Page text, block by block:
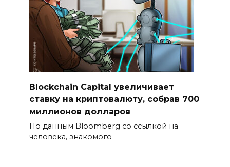
Blockchain Capital увеличивает
ставку на криптовалюту, собрав 700
миллионов долларов
По данным Bloomberg со ссылкой на
человека, знакомого